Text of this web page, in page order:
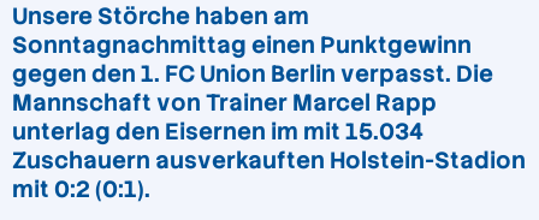
Unsere Störche haben am
Sonntagnachmittag einen Punktgewinn
gegen den 1. FC Union Berlin verpasst. Die
Mannschaft von Trainer Marcel Rapp
unterlag den Eisernen im mit 15.034
Zuschauern ausverkauften Holstein-Stadion
mit 0:2 (0:1).